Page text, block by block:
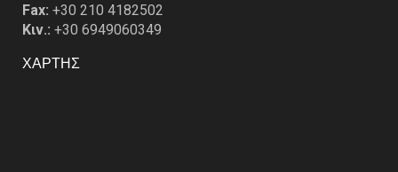
Fax: +30 210 4182502
Κιν.: +30 6949060349
ΧΑΡΤΗΣ